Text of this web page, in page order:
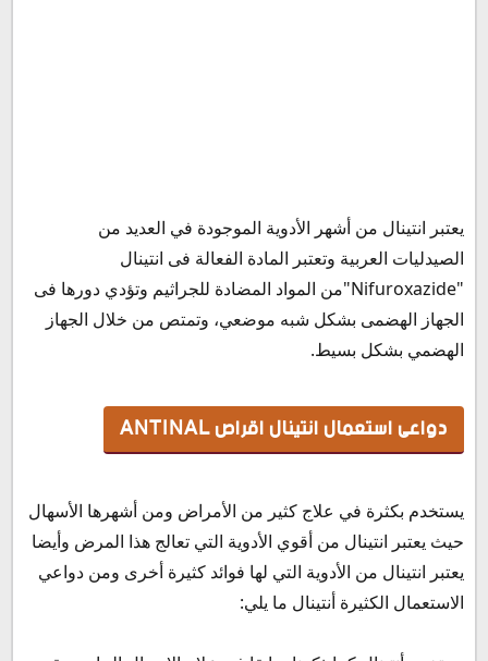
يعتبر انتينال من أشهر الأدوية الموجودة في العديد من
الصيدليات العربية وتعتبر المادة الفعالة فى انتينال
"Nifuroxazide"من المواد المضادة للجراثيم وتؤدي دورها فى
الجهاز الهضمى بشكل شبه موضعي، وتمتص من خلال الجهاز
الهضمي بشكل بسيط.
دواعى استعمال انتينال اقراص ANTINAL
يستخدم بكثرة في علاج كثير من الأمراض ومن أشهرها الأسهال
حيث يعتبر انتينال من أقوي الأدوية التي تعالج هذا المرض وأيضا
يعتبر انتينال من الأدوية التي لها فوائد كثيرة أخرى ومن دواعي
الاستعمال الكثيرة أنتينال ما يلي: